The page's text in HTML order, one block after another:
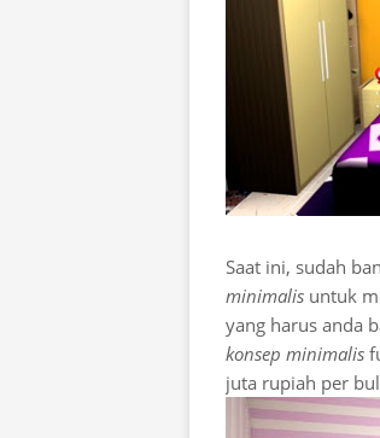
Saat ini, sudah
minimalis untuk
yang harus anda
konsep minimalis
juta rupiah per